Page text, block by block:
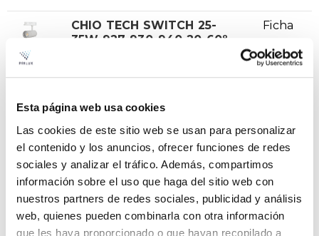
Esta página web usa cookies
Las cookies de este sitio web se usan para personalizar
el contenido y los anuncios, ofrecer funciones de redes
sociales y analizar el tráfico. Además, compartimos
información sobre el uso que haga del sitio web con
nuestros partners de redes sociales, publicidad y análisis
web, quienes pueden combinarla con otra información
que les haya proporcionado o que hayan recopilado a
VER +
CHIO TECH SWITCH 25-
35W 927-930-940 20-60º
SKU PPRIL00000701747
W 25-30-35
Flujo 2339-2785-3238
CCT
2700K-3000K-4000K
Ficha
Curva
VER +
CHIO TECH SWITCH 25-
35W 927-930-940 20-60º
SKU PPRIL00000701754
Ficha
Curva